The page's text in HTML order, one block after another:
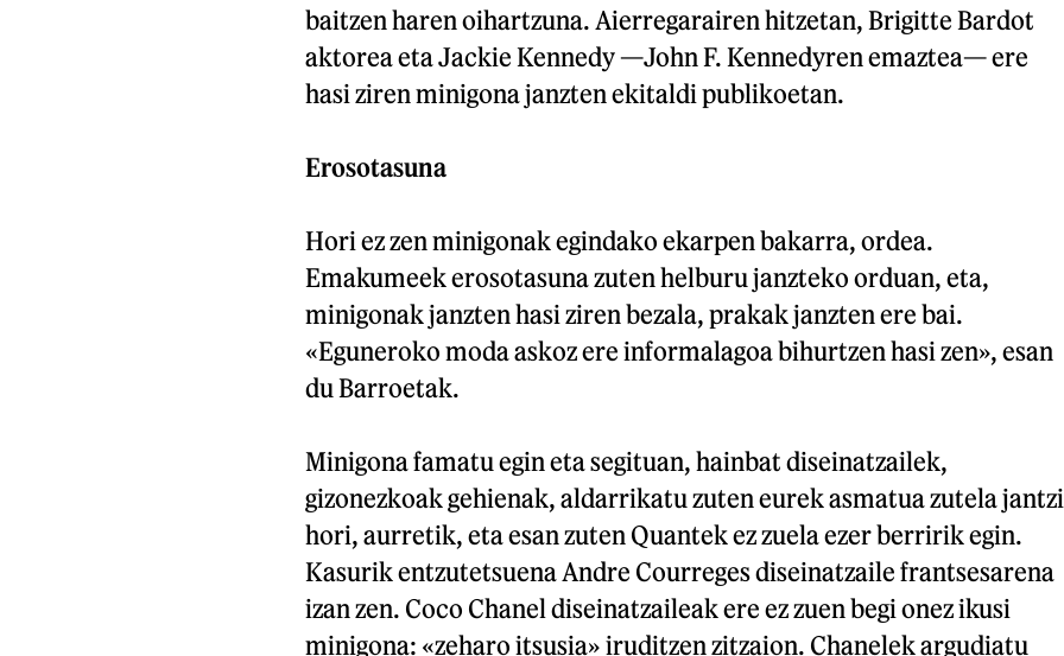
baitzen haren oihartzuna. Aierregarairen hitzetan, Brigitte Bardot
aktorea eta Jackie Kennedy —John F. Kennedyren emaztea— ere
hasi ziren minigona janzten ekitaldi publikoetan.
Erosotasuna
Hori ez zen minigonak egindako ekarpen bakarra, ordea.
Emakumeek erosotasuna zuten helburu janzteko orduan, eta,
minigonak janzten hasi ziren bezala, prakak janzten ere bai.
«Eguneroko moda askoz ere informalagoa bihurtzen hasi zen», esan
du Barroetak.
Minigona famatu egin eta segituan, hainbat diseinatzailek,
gizonezkoak gehienak, aldarrikatu zuten eurek asmatua zutela jantzi
hori, aurretik, eta esan zuten Quantek ez zuela ezer berririk egin.
Kasurik entzutetsuena Andre Courreges diseinatzaile frantsesarena
izan zen. Coco Chanel diseinatzaileak ere ez zuen begi onez ikusi
minigona: «zeharo itsusia» iruditzen zitzaion. Chanelek argudiatu